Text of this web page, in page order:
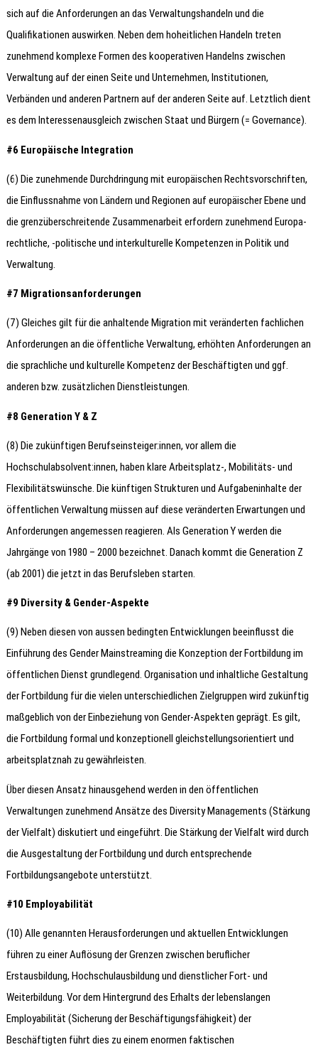
sich auf die Anforderungen an das Verwaltungshandeln und die
Qualifikationen auswirken. Neben dem hoheitlichen Handeln treten
zunehmend komplexe Formen des kooperativen Handelns zwischen
Verwaltung auf der einen Seite und Unternehmen, Institutionen,
Verbänden und anderen Partnern auf der anderen Seite auf. Letztlich dient
es dem Interessenausgleich zwischen Staat und Bürgern (= Governance).
#6 Europäische Integration
(6) Die zunehmende Durchdringung mit europäischen Rechtsvorschriften,
die Einflussnahme von Ländern und Regionen auf europäischer Ebene und
die grenzüberschreitende Zusammenarbeit erfordern zunehmend Europa-
rechtliche, -politische und interkulturelle Kompetenzen in Politik und
Verwaltung.
#7 Migrationsanforderungen
(7) Gleiches gilt für die anhaltende Migration mit veränderten fachlichen
Anforderungen an die öffentliche Verwaltung, erhöhten Anforderungen an
die sprachliche und kulturelle Kompetenz der Beschäftigten und ggf.
anderen bzw. zusätzlichen Dienstleistungen.
#8 Generation Y & Z
(8) Die zukünftigen Berufseinsteiger:innen, vor allem die
Hochschulabsolvent:innen, haben klare Arbeitsplatz-, Mobilitäts- und
Flexibilitätswünsche. Die künftigen Strukturen und Aufgabeninhalte der
öffentlichen Verwaltung müssen auf diese veränderten Erwartungen und
Anforderungen angemessen reagieren. Als Generation Y werden die
Jahrgänge von 1980 – 2000 bezeichnet. Danach kommt die Generation Z
(ab 2001) die jetzt in das Berufsleben starten.
#9 Diversity & Gender-Aspekte
(9) Neben diesen von aussen bedingten Entwicklungen beeinflusst die
Einführung des Gender Mainstreaming die Konzeption der Fortbildung im
öffentlichen Dienst grundlegend. Organisation und inhaltliche Gestaltung
der Fortbildung für die vielen unterschiedlichen Zielgruppen wird zukünftig
maßgeblich von der Einbeziehung von Gender-Aspekten geprägt. Es gilt,
die Fortbildung formal und konzeptionell gleichstellungsorientiert und
arbeitsplatznah zu gewährleisten.
Über diesen Ansatz hinausgehend werden in den öffentlichen
Verwaltungen zunehmend Ansätze des Diversity Managements (Stärkung
der Vielfalt) diskutiert und eingeführt. Die Stärkung der Vielfalt wird durch
die Ausgestaltung der Fortbildung und durch entsprechende
Fortbildungsangebote unterstützt.
#10 Employabilität
(10) Alle genannten Herausforderungen und aktuellen Entwicklungen
führen zu einer Auflösung der Grenzen zwischen beruflicher
Erstausbildung, Hochschulausbildung und dienstlicher Fort- und
Weiterbildung. Vor dem Hintergrund des Erhalts der lebenslangen
Employabilität (Sicherung der Beschäftigungsfähigkeit) der
Beschäftigten führt dies zu einem enormen faktischen